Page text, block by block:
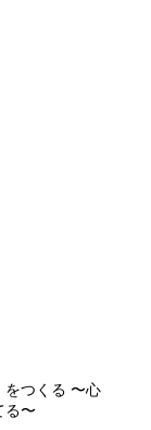
をつくる 〜心
る〜